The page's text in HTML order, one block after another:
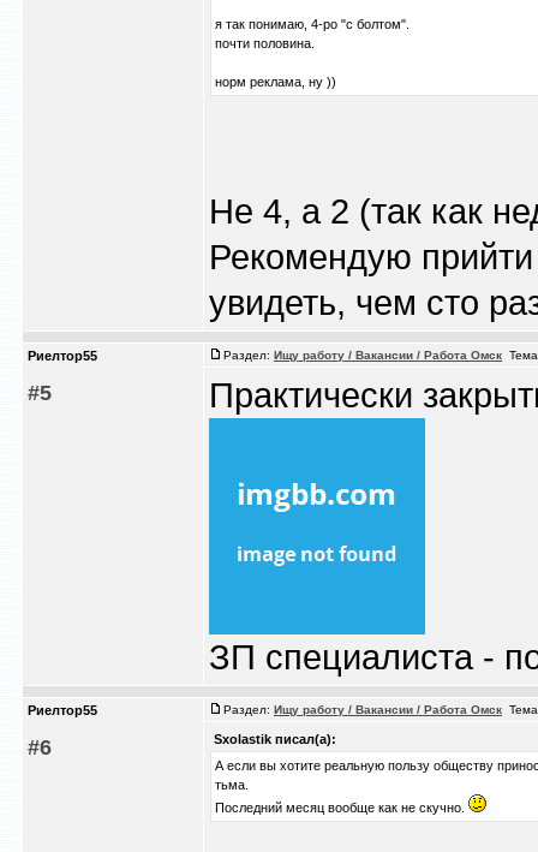
я так понимаю, 4-ро "с болтом".
почти половина.
норм реклама, ну ))
Не 4, а 2 (так как
Рекомендую
увидеть, чем сто
Риелтор55
#5
Раздел: Ищу работу / Вакансии / Работа Омск
Практически
ЗП специалиста -
Риелтор55
#6
Раздел: Ищу работу / Вакансии / Работа Омск
Sxolastik писал(а):
А если вы хотите реальную пользу обществу
тьма.
Последний месяц вообще как не скучно.